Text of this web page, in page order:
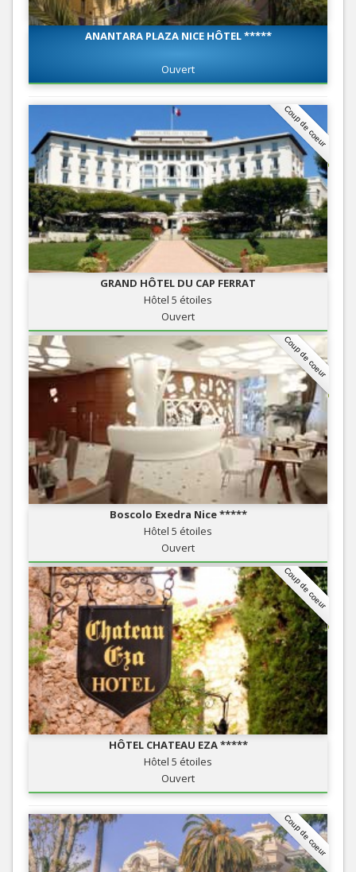
ANANTARA PLAZA NICE HÔTEL *****
Ouvert
Coup de coeur
GRAND HÔTEL DU CAP FERRAT
Hôtel 5 étoiles
Ouvert
Coup de coeur
Boscolo Exedra Nice *****
Hôtel 5 étoiles
Ouvert
Coup de coeur
HÔTEL CHATEAU EZA *****
Hôtel 5 étoiles
Ouvert
Coup de coeur